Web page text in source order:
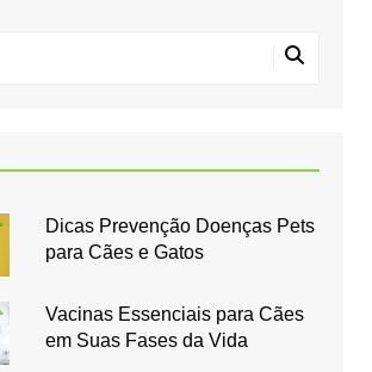
Dicas Prevenção Doenças Pets
para Cães e Gatos
Vacinas Essenciais para Cães
em Suas Fases da Vida